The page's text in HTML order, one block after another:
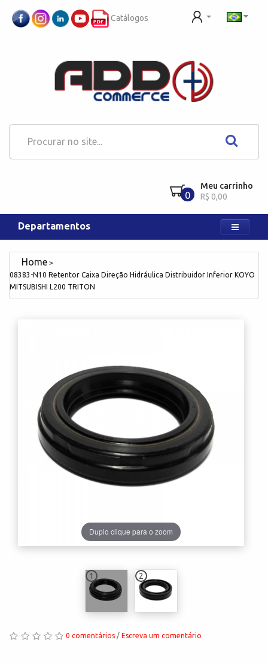
Catálogos
0
Meu carrinho
R$ 0,00
Departamentos
08383-N10 Retentor Caixa Direção Hidráulica Distribuidor Inferior KOYO
MITSUBISHI L200 TRITON
1 2
Duplo clique para o zoom
0 comentários / Escreva um comentário